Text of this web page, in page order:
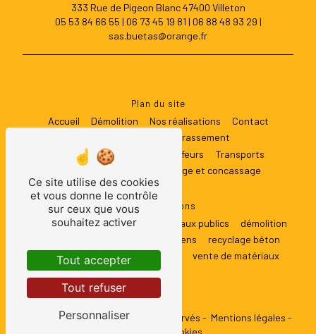
333 Rue de Pigeon Blanc 47400 Villeton
05 53 84 66 55 | 06 73 45 19 81 | 06 88 48 93 29 |
sas.buetas@orange.fr
Plan du site
Accueil Démolition Nos réalisations
Contact
Terrassement
Location matériel avec chauffeurs
Transports
Recyclage et concassage
Nos prestations
terrassement transports travaux publics
démolition
matériaux anciens
recyclage béton
recyclage gravats
concassage vente de matériaux
Vistalid- 2026 - Tous droits réservés - Mentions légales -
Gestion des cookies
Ce site utilise des cookies
et vous donne le contrôle
sur ceux que vous
souhaitez activer
Tout accepter
Tout refuser
Personnaliser